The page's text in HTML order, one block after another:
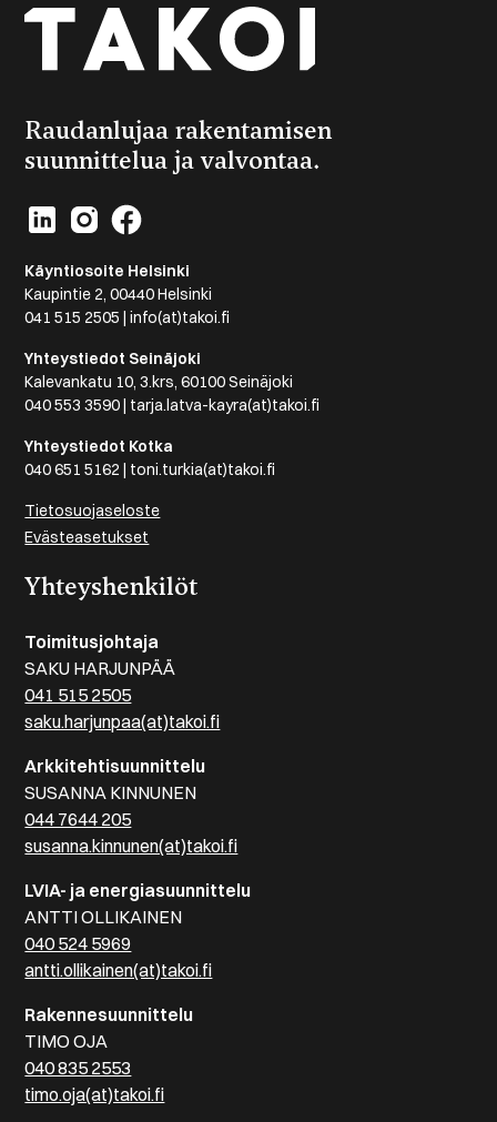
Raudanlujaa rakentamisen
suunnittelua ja valvontaa.
Käyntiosoite Helsinki
Kaupintie 2, 00440 Helsinki
041 515 2505 | info(at)takoi.fi
Yhteystiedot Seinäjoki
Kalevankatu 10, 3.krs, 60100 Seinäjoki
040 553 3590 | tarja.latva-kayra(at)takoi.fi
Yhteystiedot Kotka
040 651 5162 | toni.turkia(at)takoi.fi
Tietosuojaseloste
Evästeasetukset
Yhteyshenkilöt
Toimitusjohtaja
SAKU HARJUNPÄÄ
041 515 2505
saku.harjunpaa(at)takoi.fi
Arkkitehtisuunnittelu
SUSANNA KINNUNEN
044 7644 205
susanna.kinnunen(at)takoi.fi
LVIA- ja energiasuunnittelu
ANTTI OLLIKAINEN
040 524 5969
antti.ollikainen(at)takoi.fi
Rakennesuunnittelu
TIMO OJA
040 835 2553
timo.oja(at)takoi.fi